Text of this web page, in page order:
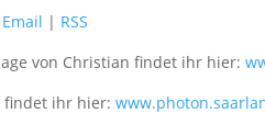
Email | RSS
von Christian findet ihr hier:
findet ihr hier: